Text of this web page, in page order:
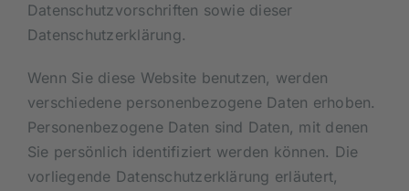
Datenschutzvorschriften sowie dieser
Datenschutzerklärung.
Wenn Sie diese Website benutzen, werden
verschiedene personenbezogene Daten erhoben.
Personenbezogene Daten sind Daten, mit denen
Sie persönlich identifiziert werden können. Die
vorliegende Datenschutzerklärung erläutert,